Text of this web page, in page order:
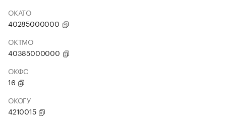
ОКАТО
40285000000
ОКТМО
40385000000
ОКФС
16
ОКОГУ
4210015